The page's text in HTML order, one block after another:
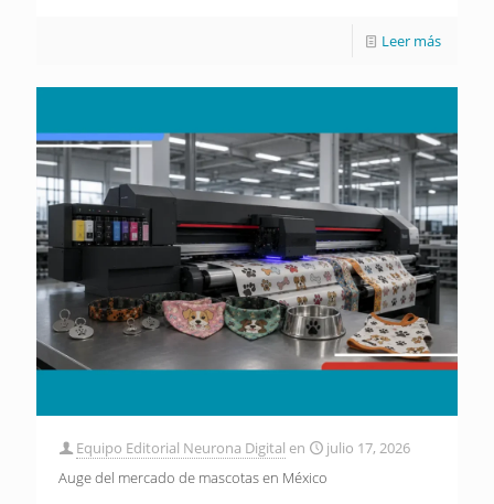
Leer más
Equipo Editorial Neurona Digital en
julio 17, 2026
Auge del mercado de mascotas en México